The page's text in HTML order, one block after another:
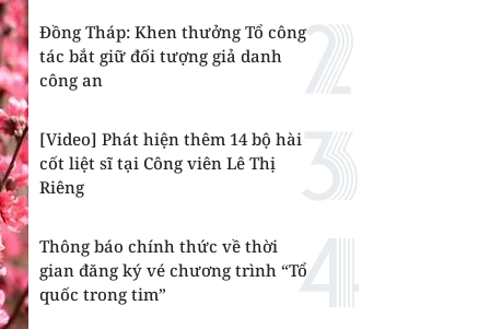
Đồng Tháp: Khen thưởng Tổ công
tác bắt giữ đối tượng giả danh
công an
[Video] Phát hiện thêm 14 bộ hài
cốt liệt sĩ tại Công viên Lê Thị
Riêng
Thông báo chính thức về thời
gian đăng ký vé chương trình “Tổ
quốc trong tim”